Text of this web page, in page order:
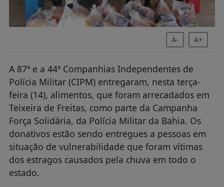
A- A+
A 87ª e a 44ª Companhias Independentes de
Polícia Militar (CIPM) entregaram, nesta terça-
feira (14), alimentos, que foram arrecadados em
Teixeira de Freitas, como parte da Campanha
Força Solidária, da Polícia Militar da Bahia. Os
donativos estão sendo entregues a pessoas em
situação de vulnerabilidade que foram vítimas
dos estragos causados pela chuva em todo o
estado.